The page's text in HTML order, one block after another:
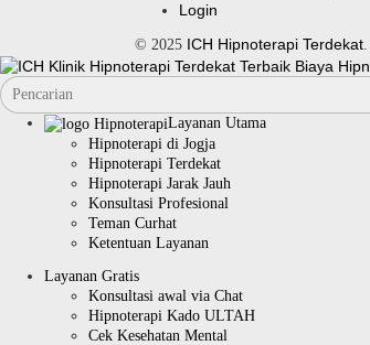
Login
© 2025 ICH Hipnoterapi Terdekat
Layanan Utama
Hipnoterapi di Jogja
Hipnoterapi Terdekat
Hipnoterapi Jarak Jauh
Konsultasi Profesional
Teman Curhat
Ketentuan Layanan
Layanan Gratis
Konsultasi awal via Chat
Hipnoterapi Kado ULTAH
Cek Kesehatan Mental